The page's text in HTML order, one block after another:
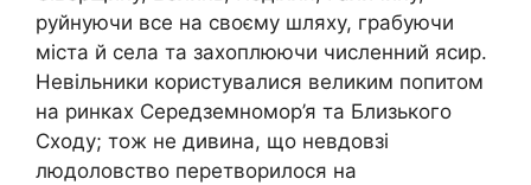
руйнуючи все на своєму шляху, грабуючи
міста й села та захоплюючи численний ясир.
Невільники користувалися великим попитом
на ринках Середземномор’я та Близького
Сходу; тож не дивина, що невдовзі
людоловство перетворилося на